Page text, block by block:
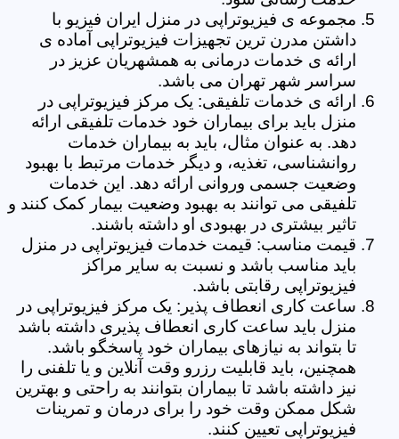
مجموعه ی فیزیوتراپی در منزل ایران فیزیو با
داشتن مدرن ترین تجهیزات فیزیوتراپی آماده ی
ارائه ی خدمات درمانی به همشهریان عزیز در
سراسر شهر تهران می باشد.
ارائه ی خدمات تلفیقی: یک مرکز فیزیوتراپی در
منزل باید برای بیماران خود خدمات تلفیقی ارائه
دهد. به عنوان مثال، باید به بیماران خدمات
روانشناسی، تغذیه، و دیگر خدمات مرتبط با بهبود
وضعیت جسمی وروانی ارائه دهد. این خدمات
تلفیقی می توانند به بهبود وضعیت بیمار کمک کنند و
تاثیر بیشتری در بهبودی او داشته باشند.
قیمت مناسب: قیمت خدمات فیزیوتراپی در منزل
باید مناسب باشد و نسبت به سایر مراکز
فیزیوتراپی رقابتی باشد.
ساعت کاری انعطاف پذیر: یک مرکز فیزیوتراپی در
منزل باید ساعت کاری انعطاف پذیری داشته باشد
تا بتواند به نیازهای بیماران خود پاسخگو باشد.
همچنین، باید قابلیت رزرو وقت آنلاین و یا تلفنی را
نیز داشته باشد تا بیماران بتوانند به راحتی و بهترین
شکل ممکن وقت خود را برای درمان و تمرینات
فیزیوتراپی تعیین کنند.